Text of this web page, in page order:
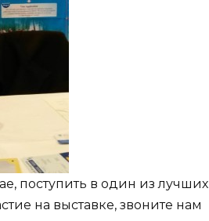
поступить в один из лучших
на выставке, звоните нам